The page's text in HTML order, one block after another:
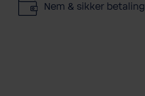
Nem & sikker betaling